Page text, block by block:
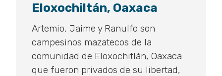
Eloxochiltán, Oaxaca
Artemio, Jaime y Ranulfo son
campesinos mazatecos de la
comunidad de Eloxochitlán, Oaxaca
que fueron privados de su libertad,